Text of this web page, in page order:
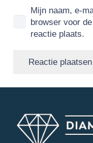
Mijn naam, e-
browser voor
reactie plaats.
Reactie plaatsen